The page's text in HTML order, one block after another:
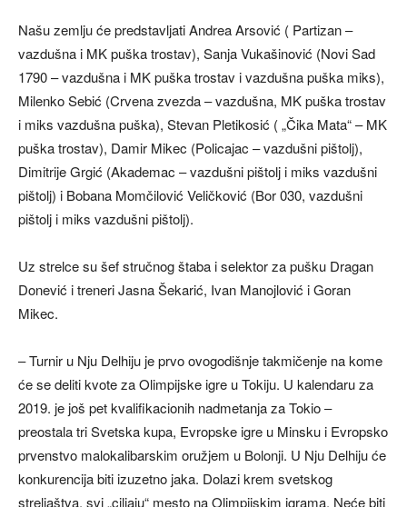
Našu zemlju će predstavljati Andrea Arsović ( Partizan –
vazdušna i MK puška trostav), Sanja Vukašinović (Novi Sad
1790 – vazdušna i MK puška trostav i vazdušna puška miks),
Milenko Sebić (Crvena zvezda – vazdušna, MK puška trostav
i miks vazdušna puška), Stevan Pletikosić ( „Čika Mata“ – MK
puška trostav), Damir Mikec (Policajac – vazdušni pištolj),
Dimitrije Grgić (Akademac – vazdušni pištolj i miks vazdušni
pištolj) i Bobana Momčilović Veličković (Bor 030, vazdušni
pištolj i miks vazdušni pištolj).
Uz strelce su šef stručnog štaba i selektor za pušku Dragan
Donević i treneri Jasna Šekarić, Ivan Manojlović i Goran
Mikec.
– Turnir u Nju Delhiju je prvo ovogodišnje takmičenje na kome
će se deliti kvote za Olimpijske igre u Tokiju. U kalendaru za
2019. je još pet kvalifikacionih nadmetanja za Tokio –
preostala tri Svetska kupa, Evropske igre u Minsku i Evropsko
prvenstvo malokalibarskim oružjem u Bolonji. U Nju Delhiju će
konkurencija biti izuzetno jaka. Dolazi krem svetskog
streljaštva, svi „ciljaju“ mesto na Olimpijskim igrama. Neće biti